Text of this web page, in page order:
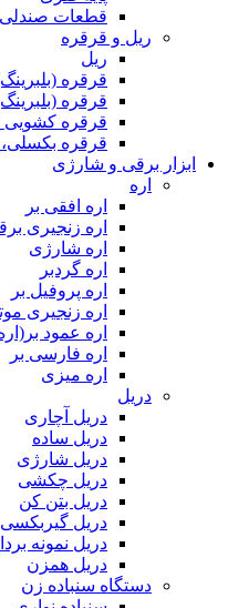
قطعات صندلی
ریل و قرقره
ریل
قرقره
قرقره
قرقره کشویی
قرقره
ابزار برقی و شارژی
اره
اره افقی بر
اره زنجیری
اره شارژی
اره گردبر
اره پروفیل بر
اره زنجیری
اره عمود
اره فارسی بر
اره میزی
دریل
دریل آچاری
دریل ساده
دریل شارژی
دریل چکشی
دریل بتن کن
دریل گیربکسی
دریل نمونه
دریل همزن
دستگاه سنباده زن